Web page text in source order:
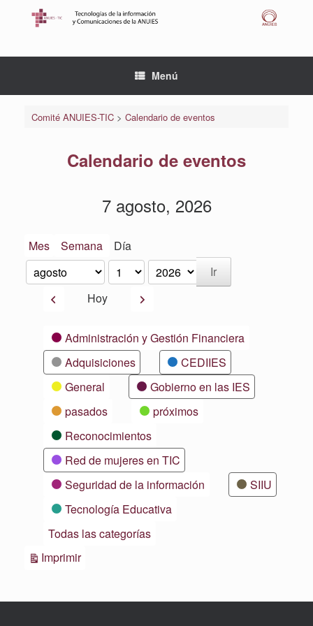
Menú
Comité ANUIES-TIC> Calendario de eventos
Calendario de eventos
7 agosto, 2026
Mes Semana Día
Mes
Día
Año
AnteriorHoy Siguiente
CategoríasAdministración y Gestión Financiera
Adquisiciones
CEDIIES
General
Gobierno en las IES
pasados
próximos
Reconocimientos
Red de mujeres en TIC
Seguridad de la información
SIIU
Tecnología Educativa
Todas las categorías
ImprimirVistas